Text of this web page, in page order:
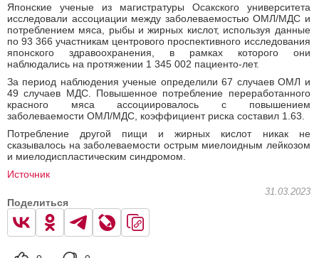
Японские ученые из магистратуры Осакского университета
исследовали ассоциации между заболеваемостью ОМЛ/МДС и
потреблением мяса, рыбы и жирных кислот, используя данные
по 93 366 участникам центрового проспективного исследования
японского здравоохранения, в рамках которого они
наблюдались на протяжении 1 345 002 пациенто-лет.
За период наблюдения ученые определили 67 случаев ОМЛ и
49 случаев МДС. Повышенное потребление переработанного
красного мяса ассоциировалось с повышением
заболеваемости ОМЛ/МДС, коэффициент риска составил 1.63.
Потребление другой пищи и жирных кислот никак не
сказывалось на заболеваемости острым миелоидным лейкозом
и миелодиспластическим синдромом.
Источник
31.03.2023
Поделиться